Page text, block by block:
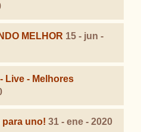
MELHOR 15 - jun -
Live - Melhores
para uno! 31 - ene - 2020